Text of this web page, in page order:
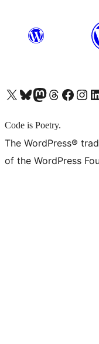
X (旧 Twitter) アカウントへBluesky アカウントへMastodon アカウントへThreads アカウントへ Facebook ページへInstagram アカウントへ LinkedIn
Code is Poetry.
The WordPress®
of the WordPress